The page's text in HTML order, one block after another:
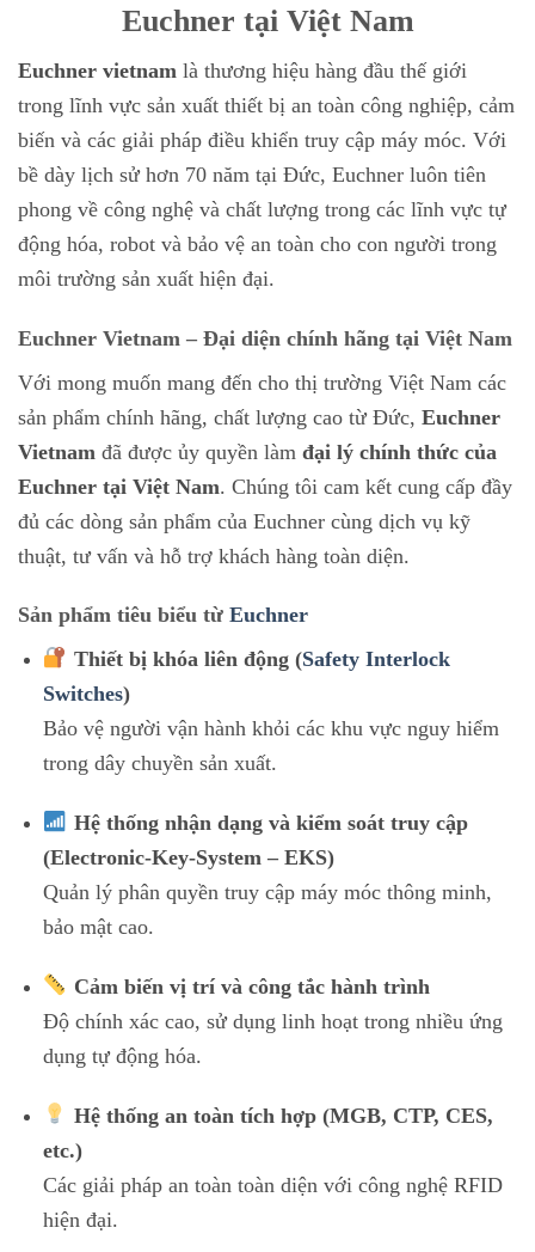
Euchner tại Việt Nam
Euchner vietnam là thương hiệu hàng đầu thế giới
trong lĩnh vực sản xuất thiết bị an toàn công nghiệp, cảm
biến và các giải pháp điều khiển truy cập máy móc. Với
bề dày lịch sử hơn 70 năm tại Đức, Euchner luôn tiên
phong về công nghệ và chất lượng trong các lĩnh vực tự
động hóa, robot và bảo vệ an toàn cho con người trong
môi trường sản xuất hiện đại.
Euchner Vietnam – Đại diện chính hãng tại Việt Nam
Với mong muốn mang đến cho thị trường Việt Nam các
sản phẩm chính hãng, chất lượng cao từ Đức, Euchner
Vietnam đã được ủy quyền làm đại lý chính thức của
Euchner tại Việt Nam. Chúng tôi cam kết cung cấp đầy
đủ các dòng sản phẩm của Euchner cùng dịch vụ kỹ
thuật, tư vấn và hỗ trợ khách hàng toàn diện.
Sản phẩm tiêu biểu từ Euchner
Thiết bị khóa liên động (Safety Interlock
Switches)
Bảo vệ người vận hành khỏi các khu vực nguy hiểm
trong dây chuyền sản xuất.
Hệ thống nhận dạng và kiểm soát truy cập
(Electronic-Key-System – EKS)
Quản lý phân quyền truy cập máy móc thông minh,
bảo mật cao.
Cảm biến vị trí và công tắc hành trình
Độ chính xác cao, sử dụng linh hoạt trong nhiều ứng
dụng tự động hóa.
Hệ thống an toàn tích hợp (MGB, CTP, CES,
etc.)
Các giải pháp an toàn toàn diện với công nghệ RFID
hiện đại.